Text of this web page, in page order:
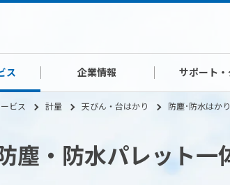
ス 企業情報 サポート
ビス 計量 天びん・台はかり 防塵･防水はかり
防塵・防水パレット一